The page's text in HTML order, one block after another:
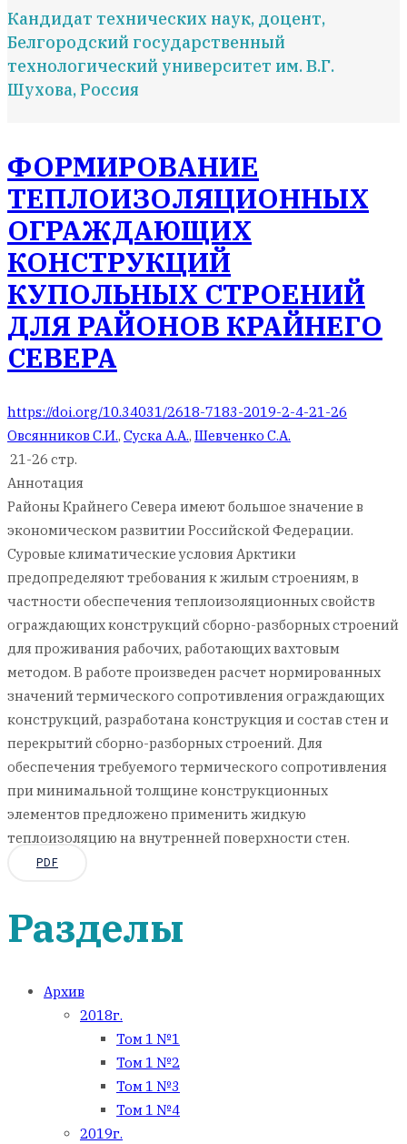
Кандидат технических наук, доцент,
Белгородский государственный
технологический университет им. В.Г.
Шухова, Россия
ФОРМИРОВАНИЕ
ТЕПЛОИЗОЛЯЦИОННЫХ
ОГРАЖДАЮЩИХ
КОНСТРУКЦИЙ
КУПОЛЬНЫХ СТРОЕНИЙ
ДЛЯ РАЙОНОВ КРАЙНЕГО
СЕВЕРА
https://doi.org/10.34031/2618-7183-2019-2-4-21-26
Овсянников С.И., Суска А.А., Шевченко С.А.
21-26 стр.
Аннотация
Районы Крайнего Севера имеют большое значение в
экономическом развитии Российской Федерации.
Суровые климатические условия Арктики
предопределяют требования к жилым строениям, в
частности обеспечения теплоизоляционных свойств
ограждающих конструкций сборно-разборных строений
для проживания рабочих, работающих вахтовым
методом. В работе произведен расчет нормированных
значений термического сопротивления ограждающих
конструкций, разработана конструкция и состав стен и
перекрытий сборно-разборных строений. Для
обеспечения требуемого термического сопротивления
при минимальной толщине конструкционных
элементов предложено применить жидкую
теплоизоляцию на внутренней поверхности стен.
PDF
Разделы
Архив
2018г.
Том 1 №1
Том 1 №2
Том 1 №3
Том 1 №4
2019г.